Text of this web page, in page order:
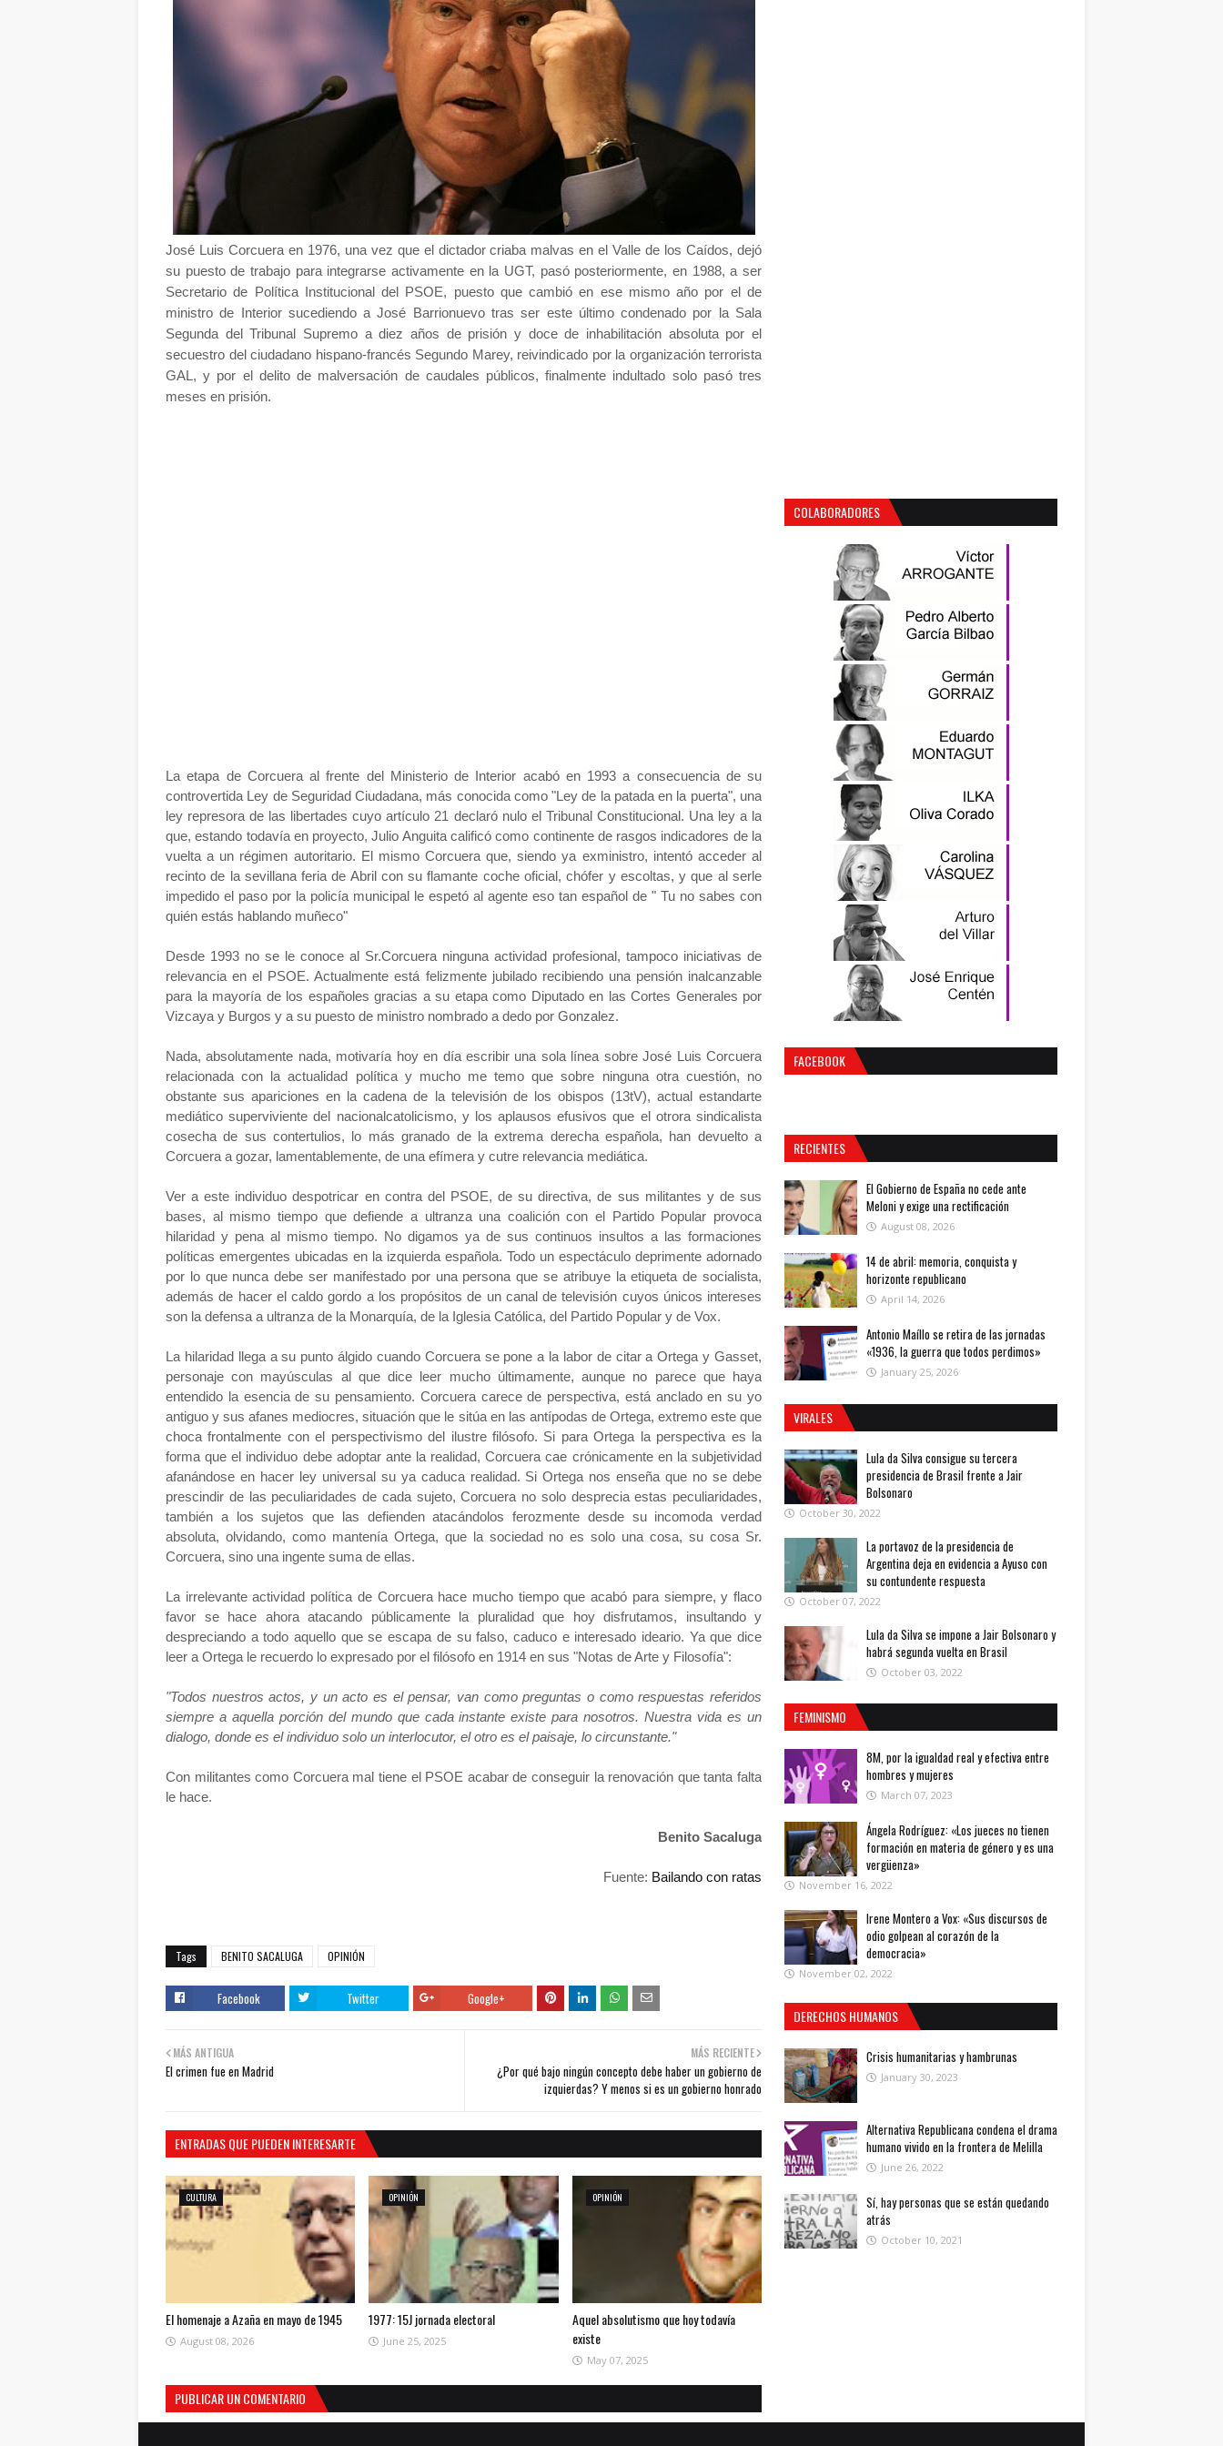
José Luis Corcuera en 1976, una vez que el dictador criaba malvas en el Valle de los Caídos, dejó
su puesto de trabajo para integrarse activamente en la UGT, pasó posteriormente, en 1988, a ser
Secretario de Política Institucional del PSOE, puesto que cambió en ese mismo año por el de
ministro de Interior sucediendo a José Barrionuevo tras ser este último condenado por la Sala
Segunda del Tribunal Supremo a diez años de prisión y doce de inhabilitación absoluta por el
secuestro del ciudadano hispano-francés Segundo Marey, reivindicado por la organización terrorista
GAL, y por el delito de malversación de caudales públicos, finalmente indultado solo pasó tres
meses en prisión.
La etapa de Corcuera al frente del Ministerio de Interior acabó en 1993 a consecuencia de su
controvertida Ley de Seguridad Ciudadana, más conocida como "Ley de la patada en la puerta", una
ley represora de las libertades cuyo artículo 21 declaró nulo el Tribunal Constitucional. Una ley a la
que, estando todavía en proyecto, Julio Anguita calificó como continente de rasgos indicadores de la
vuelta a un régimen autoritario. El mismo Corcuera que, siendo ya exministro, intentó acceder al
recinto de la sevillana feria de Abril con su flamante coche oficial, chófer y escoltas, y que al serle
impedido el paso por la policía municipal le espetó al agente eso tan español de " Tu no sabes con
quién estás hablando muñeco"
Desde 1993 no se le conoce al Sr.Corcuera ninguna actividad profesional, tampoco iniciativas de
relevancia en el PSOE. Actualmente está felizmente jubilado recibiendo una pensión inalcanzable
para la mayoría de los españoles gracias a su etapa como Diputado en las Cortes Generales por
Vizcaya y Burgos y a su puesto de ministro nombrado a dedo por Gonzalez.
Nada, absolutamente nada, motivaría hoy en día escribir una sola línea sobre José Luis Corcuera
relacionada con la actualidad política y mucho me temo que sobre ninguna otra cuestión, no
obstante sus apariciones en la cadena de la televisión de los obispos (13tV), actual estandarte
mediático superviviente del nacionalcatolicismo, y los aplausos efusivos que el otrora sindicalista
cosecha de sus contertulios, lo más granado de la extrema derecha española, han devuelto a
Corcuera a gozar, lamentablemente, de una efímera y cutre relevancia mediática.
Ver a este individuo despotricar en contra del PSOE, de su directiva, de sus militantes y de sus
bases, al mismo tiempo que defiende a ultranza una coalición con el Partido Popular provoca
hilaridad y pena al mismo tiempo. No digamos ya de sus continuos insultos a las formaciones
políticas emergentes ubicadas en la izquierda española. Todo un espectáculo deprimente adornado
por lo que nunca debe ser manifestado por una persona que se atribuye la etiqueta de socialista,
además de hacer el caldo gordo a los propósitos de un canal de televisión cuyos únicos intereses
son la defensa a ultranza de la Monarquía, de la Iglesia Católica, del Partido Popular y de Vox.
La hilaridad llega a su punto álgido cuando Corcuera se pone a la labor de citar a Ortega y Gasset,
personaje con mayúsculas al que dice leer mucho últimamente, aunque no parece que haya
entendido la esencia de su pensamiento. Corcuera carece de perspectiva, está anclado en su yo
antiguo y sus afanes mediocres, situación que le sitúa en las antípodas de Ortega, extremo este que
choca frontalmente con el perspectivismo del ilustre filósofo. Si para Ortega la perspectiva es la
forma que el individuo debe adoptar ante la realidad, Corcuera cae crónicamente en la subjetividad
afanándose en hacer ley universal su ya caduca realidad. Si Ortega nos enseña que no se debe
prescindir de las peculiaridades de cada sujeto, Corcuera no solo desprecia estas peculiaridades,
también a los sujetos que las defienden atacándolos ferozmente desde su incomoda verdad
absoluta, olvidando, como mantenía Ortega, que la sociedad no es solo una cosa, su cosa Sr.
Corcuera, sino una ingente suma de ellas.
La irrelevante actividad política de Corcuera hace mucho tiempo que acabó para siempre, y flaco
favor se hace ahora atacando públicamente la pluralidad que hoy disfrutamos, insultando y
despreciando a todo aquello que se escapa de su falso, caduco e interesado ideario. Ya que dice
leer a Ortega le recuerdo lo expresado por el filósofo en 1914 en sus "Notas de Arte y Filosofía":
"Todos nuestros actos, y un acto es el pensar, van como preguntas o como respuestas referidos
siempre a aquella porción del mundo que cada instante existe para nosotros. Nuestra vida es un
dialogo, donde es el individuo solo un interlocutor, el otro es el paisaje, lo circunstante."
Con militantes como Corcuera mal tiene el PSOE acabar de conseguir la renovación que tanta falta
le hace.
Benito Sacaluga
Fuente: Bailando con ratas
Tags BENITO SACALUGA OPINIÓN
Facebook Twitter Google+
MÁS RECIENTE
¿Por qué bajo ningún concepto debe haber un gobierno de
izquierdas? Y menos si es un gobierno honrado
MÁS ANTIGUA
El crimen fue en Madrid
ENTRADAS QUE PUEDEN INTERESARTE
CULTURA
El homenaje a Azaña en mayo de 1945
August 08, 2026
OPINIÓN
1977: 15J jornada electoral
June 25, 2025
OPINIÓN
Aquel absolutismo que hoy todavía
existe
May 07, 2025
PUBLICAR UN COMENTARIO
COLABORADORES
FACEBOOK
RECIENTES
El Gobierno de España no cede ante
Meloni y exige una rectificación
August 08, 2026
14 de abril: memoria, conquista y
horizonte republicano
April 14, 2026
Antonio Maíllo se retira de las jornadas
«1936, la guerra que todos perdimos»
January 25, 2026
VIRALES
Lula da Silva consigue su tercera
presidencia de Brasil frente a Jair
Bolsonaro
October 30, 2022
La portavoz de la presidencia de
Argentina deja en evidencia a Ayuso con
su contundente respuesta
October 07, 2022
Lula da Silva se impone a Jair Bolsonaro y
habrá segunda vuelta en Brasil
October 03, 2022
FEMINISMO
8M, por la igualdad real y efectiva entre
hombres y mujeres
March 07, 2023
Ángela Rodríguez: «Los jueces no tienen
formación en materia de género y es una
vergüenza»
November 16, 2022
Irene Montero a Vox: «Sus discursos de
odio golpean al corazón de la
democracia»
November 02, 2022
DERECHOS HUMANOS
Crisis humanitarias y hambrunas
January 30, 2023
Alternativa Republicana condena el drama
humano vivido en la frontera de Melilla
June 26, 2022
Sí, hay personas que se están quedando
atrás
October 10, 2021